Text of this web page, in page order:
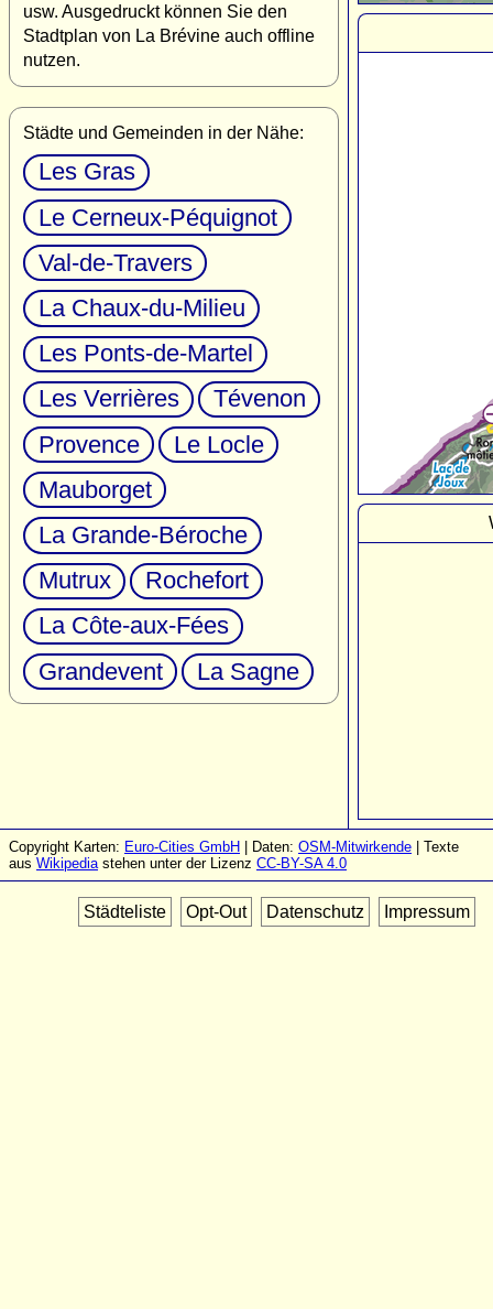
usw. Ausgedruckt können Sie den
Stadtplan von La Brévine auch offline
nutzen.
Städte und Gemeinden in der Nähe:
Les Gras
Le Cerneux-Péquignot
Val-de-Travers
La Chaux-du-Milieu
Les Ponts-de-Martel
Les Verrières
Tévenon
Provence
Le Locle
Mauborget
La Grande-Béroche
Mutrux
Rochefort
La Côte-aux-Fées
Grandevent
La Sagne
Copyright Karten: Euro-Cities GmbH | Daten: OSM-Mitwirkende | Texte
aus Wikipediastehen unter der Lizenz CC-BY-SA 4.0
Städteliste Opt-Out Datenschutz Impressum